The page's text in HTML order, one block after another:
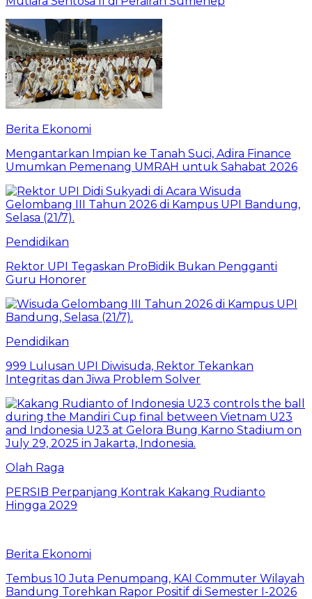
Berita Ekonomi
Mengantarkan Impian ke Tanah Suci, Adira Finance
Umumkan Pemenang UMRAH untuk Sahabat 2026
Pendidikan
Rektor UPI Tegaskan ProBidik Bukan Pengganti
Guru Honorer
Pendidikan
999 Lulusan UPI Diwisuda, Rektor Tekankan
Integritas dan Jiwa Problem Solver
Olah Raga
PERSIB Perpanjang Kontrak Kakang Rudianto
Hingga 2029
Berita Ekonomi
Tembus 10 Juta Penumpang, KAI Commuter Wilayah
Bandung Torehkan Rapor Positif di Semester I-2026